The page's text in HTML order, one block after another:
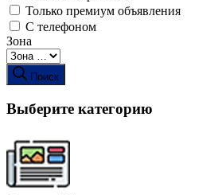
Только премиум объявления
С телефоном
Зона
Поиск
Выберите категорию